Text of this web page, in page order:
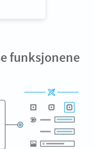
funksjonene